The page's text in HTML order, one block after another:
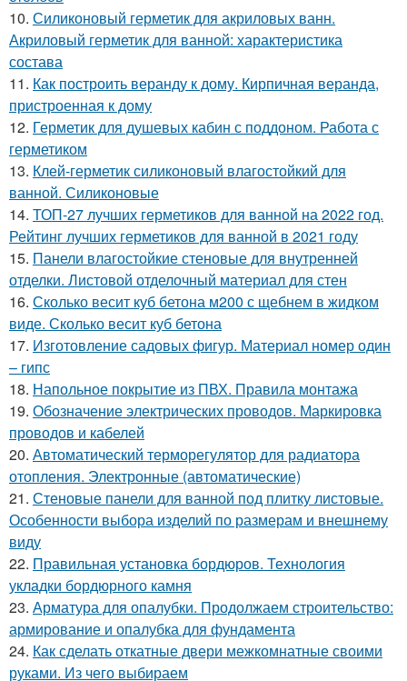
10. Силиконовый герметик для акриловых ванн.
Акриловый герметик для ванной: характеристика
состава
11. Как построить веранду к дому. Кирпичная веранда,
пристроенная к дому
12. Герметик для душевых кабин с поддоном. Работа с
герметиком
13. Клей-герметик силиконовый влагостойкий для
ванной. Силиконовые
14. ТОП-27 лучших герметиков для ванной на 2022 год.
Рейтинг лучших герметиков для ванной в 2021 году
15. Панели влагостойкие стеновые для внутренней
отделки. Листовой отделочный материал для стен
16. Сколько весит куб бетона м200 с щебнем в жидком
виде. Сколько весит куб бетона
17. Изготовление садовых фигур. Материал номер один
– гипс
18. Напольное покрытие из ПВХ. Правила монтажа
19. Обозначение электрических проводов. Маркировка
проводов и кабелей
20. Автоматический терморегулятор для радиатора
отопления. Электронные (автоматические)
21. Стеновые панели для ванной под плитку листовые.
Особенности выбора изделий по размерам и внешнему
виду
22. Правильная установка бордюров. Технология
укладки бордюрного камня
23. Арматура для опалубки. Продолжаем строительство:
армирование и опалубка для фундамента
24. Как сделать откатные двери межкомнатные своими
руками. Из чего выбираем